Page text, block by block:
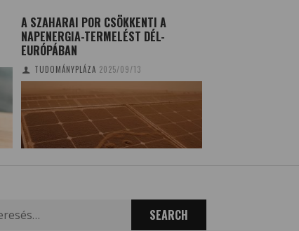
A SZAHARAI POR CSÖKKENTI A
NAPENERGIA-TERMELÉST DÉL-
EURÓPÁBAN
TUDOMÁNYPLÁZA 2025/09/13